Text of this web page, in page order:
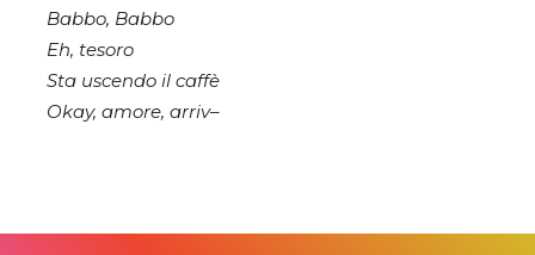
Babbo, Babbo
Eh, tesoro
Sta uscendo il caffè
Okay, amore, arriv–